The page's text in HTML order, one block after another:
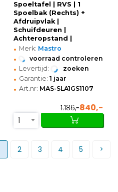
Spoeltafel | RVS | 1
Spoelbak (Rechts) +
Afdruipvlak |
Schuifdeuren |
Achteropstand |
Voorgemonteerd |
1100x700x850/950(h)mm
• Merk: Mastro
• voorraad controleren
• Levertijd: zoeken
• Garantie: 1 jaar
• Art.nr: MAS-SLA1GS1107
1.186,-840,-
1
2 3 4 5